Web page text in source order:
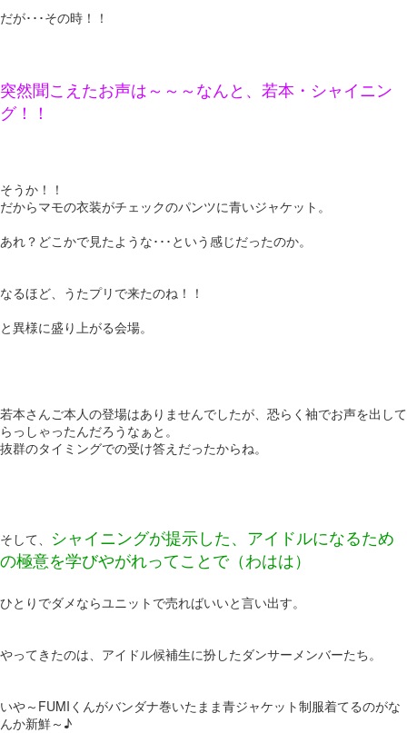
だが･･･その時！！
突然聞こえたお声は～～～なんと、若本・シャイニン
グ！！
そうか！！
だからマモの衣装がチェックのパンツに青いジャケット。
あれ？どこかで見たような･･･という感じだったのか。
なるほど、うたプリで来たのね！！
と異様に盛り上がる会場。
若本さんご本人の登場はありませんでしたが、恐らく袖でお声を出して
らっしゃったんだろうなぁと。
抜群のタイミングでの受け答えだったからね。
そして、 シャイニングが提示した、アイドルになるため
の極意を学びやがれってことで（わはは）
ひとりでダメならユニットで売ればいいと言い出す。
やってきたのは、アイドル候補生に扮したダンサーメンバーたち。
いや～FUMIくんがバンダナ巻いたまま青ジャケット制服着てるのがな
んか新鮮～♪